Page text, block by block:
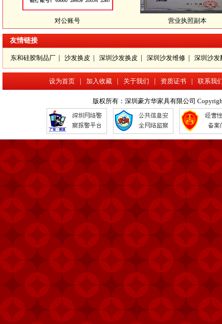
对公账号 营业执照副本
友情链接
东和硅胶制品厂 沙发换皮 深圳沙发换皮 深圳沙发维修 深圳沙发
设为首页 | 加入收藏 | 关于我们 | 资质证书 | 联系我
版权所有：深圳豪方华家具有限公司